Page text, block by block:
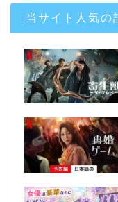
当サイト人気の